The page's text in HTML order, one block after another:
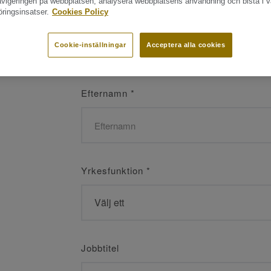
Namn
Efternamn *
Yrkesfunktion *
Jobbtitel
Cookies Policy
Acceptera alla cookies
Cookie-inställningar